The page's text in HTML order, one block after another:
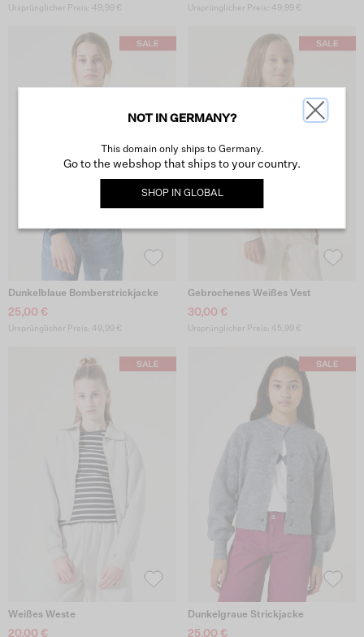
Ursprünglicher Preis: 49,99 € Ursprünglicher Preis: 49,99 €
Dunkelblaue Bomberstrickjacke
25,00 €
Ursprünglicher Preis: 49,99 €
Gebrochenes Weißes Vest
30,00 €
Ursprünglicher Preis: 45,99 €
Weißes Weste
20,00 €
Dunkelgraue Strickjacke
25,00 €
NOT IN GERMANY?
This domain only ships to Germany.
Go to the webshop that ships to your country.
SHOP IN GLOBAL